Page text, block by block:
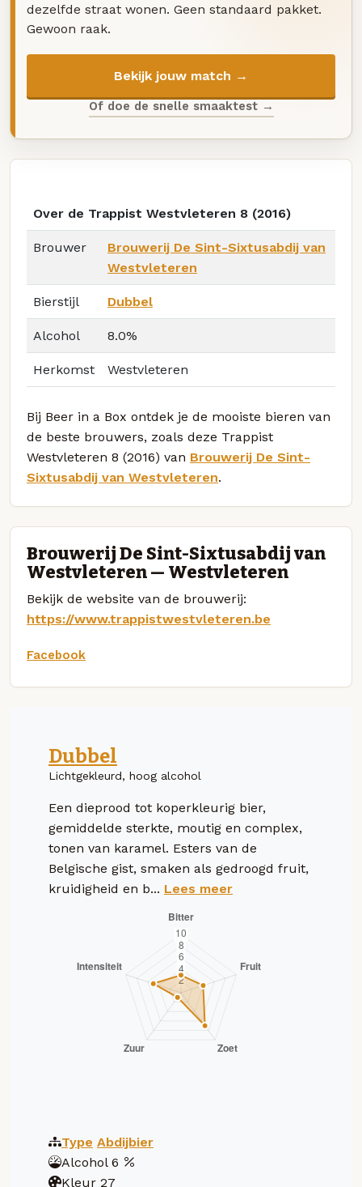
dezelfde straat wonen. Geen standaard pakket.
Gewoon raak.
Bekijk jouw match →
Of doe de snelle smaaktest →
Over de Trappist Westvleteren 8 (2016)
Brouwer
Brouwerij De Sint-Sixtusabdij van
Westvleteren
Bierstijl Dubbel
Alcohol 8.0%
Herkomst Westvleteren
Bij Beer in a Box ontdek je de mooiste bieren van
de beste brouwers, zoals deze Trappist
Westvleteren 8 (2016) van Brouwerij De Sint-
Sixtusabdij van Westvleteren.
Brouwerij De Sint-Sixtusabdij van
Westvleteren — Westvleteren
Bekijk de website van de brouwerij:
https://www.trappistwestvleteren.be
Facebook
Dubbel
Lichtgekleurd, hoog alcohol
Een dieprood tot koperkleurig bier,
gemiddelde sterkte, moutig en complex,
tonen van karamel. Esters van de
Belgische gist, smaken als gedroogd fruit,
kruidigheid en b... Lees meer
Type Abdijbier
Alcohol 6
Kleur 27